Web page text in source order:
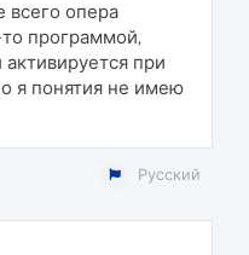
всего опера
программой,
активируется при
я понятия не имею
Русский